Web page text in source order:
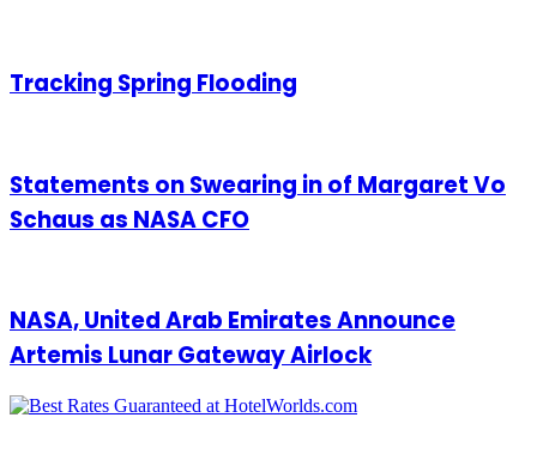
Tracking Spring Flooding
Statements on Swearing in of Margaret Vo
Schaus as NASA CFO
NASA, United Arab Emirates Announce
Artemis Lunar Gateway Airlock